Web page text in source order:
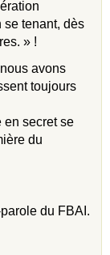
se tenant, dès
» !
avons
toujours
en secret se
du
du FBAI.